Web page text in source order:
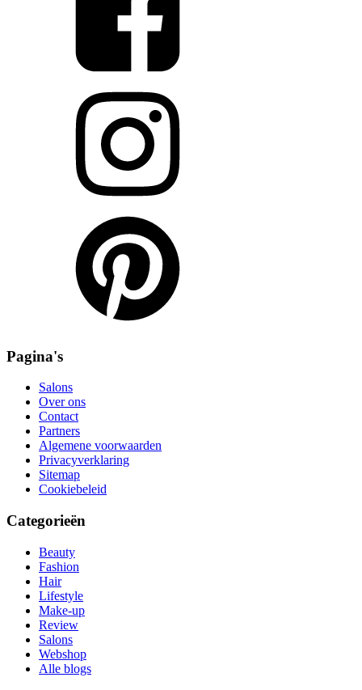
Pagina's
Salons
Over ons
Contact
Partners
Algemene voorwaarden
Privacyverklaring
Sitemap
Cookiebeleid
Categorieën
Beauty
Fashion
Hair
Lifestyle
Make-up
Review
Salons
Webshop
Alle blogs